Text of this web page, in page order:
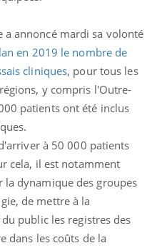
a annoncé mardi sa volonté
en 2019 le nombre de
cliniques, pour tous les
y compris l'Outre-
patients ont été inclus
à 50 000 patients
cela, il est notamment
la dynamique des groupes
de mettre à la
public les registres des
dans les coûts de la